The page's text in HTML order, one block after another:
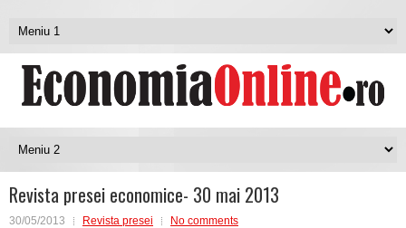
Revista presei economice- 30 mai 2013
30/05/2013 Revista presei No comments